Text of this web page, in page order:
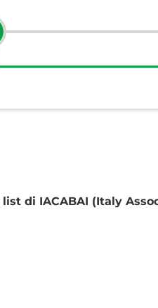
di IACABAI (Italy